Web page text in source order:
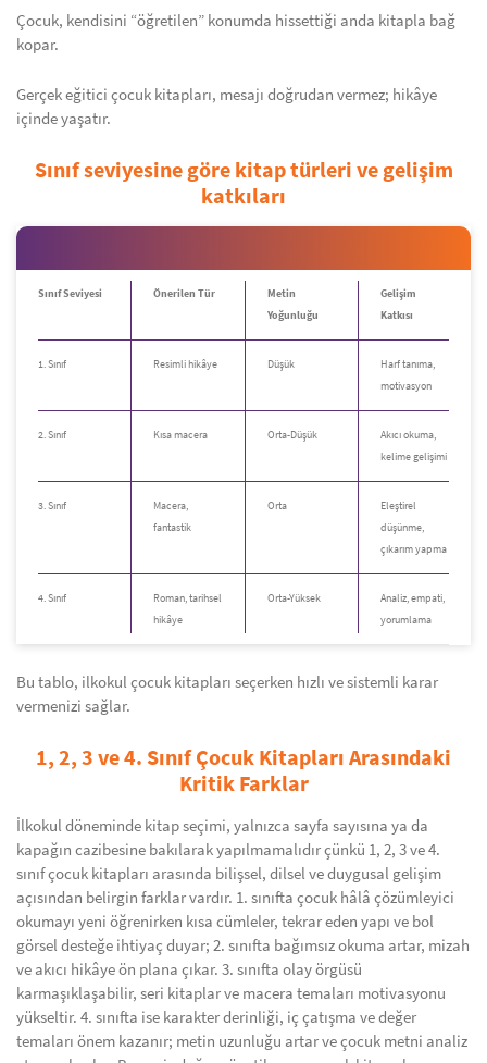
Çocuk, kendisini “öğretilen” konumda hissettiği anda kitapla bağ
kopar.
Gerçek eğitici çocuk kitapları, mesajı doğrudan vermez; hikâye
içinde yaşatır.
Sınıf seviyesine göre kitap türleri ve gelişim
katkıları
Sınıf Seviyesi Önerilen Tür
Metin
Yoğunluğu
Gelişim
Katkısı
1. Sınıf Resimli hikâye Düşük
Harf tanıma,
motivasyon
2. Sınıf Kısa macera Orta-Düşük
Akıcı okuma,
kelime gelişimi
3. Sınıf
Macera,
fantastik
Orta
Eleştirel
düşünme,
çıkarım yapma
4. Sınıf
Roman, tarihsel
hikâye
Orta-Yüksek
Analiz, empati,
yorumlama
Bu tablo, ilkokul çocuk kitapları seçerken hızlı ve sistemli karar
vermenizi sağlar.
1, 2, 3 ve 4. Sınıf Çocuk Kitapları Arasındaki
Kritik Farklar
İlkokul döneminde kitap seçimi, yalnızca sayfa sayısına ya da
kapağın cazibesine bakılarak yapılmamalıdır çünkü 1, 2, 3 ve 4.
sınıf çocuk kitapları arasında bilişsel, dilsel ve duygusal gelişim
açısından belirgin farklar vardır. 1. sınıfta çocuk hâlâ çözümleyici
okumayı yeni öğrenirken kısa cümleler, tekrar eden yapı ve bol
görsel desteğe ihtiyaç duyar; 2. sınıfta bağımsız okuma artar, mizah
ve akıcı hikâye ön plana çıkar. 3. sınıfta olay örgüsü
karmaşıklaşabilir, seri kitaplar ve macera temaları motivasyonu
yükseltir. 4. sınıfta ise karakter derinliği, iç çatışma ve değer
temaları önem kazanır; metin uzunluğu artar ve çocuk metni analiz